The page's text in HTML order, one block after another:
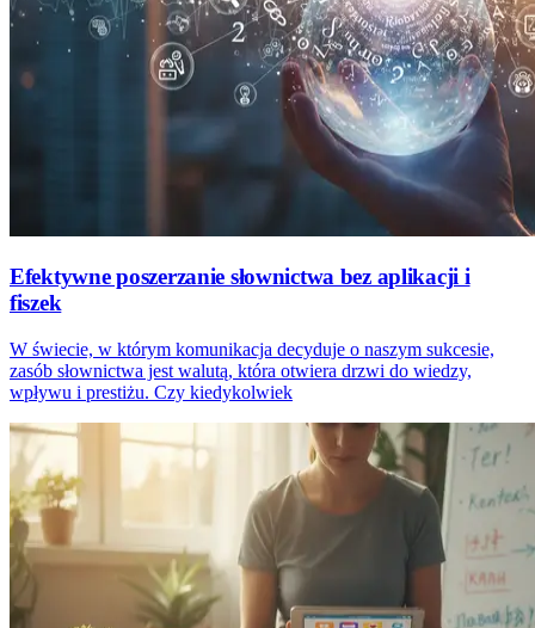
Efektywne poszerzanie słownictwa bez aplikacji i
fiszek
W świecie, w którym komunikacja decyduje o naszym sukcesie,
zasób słownictwa jest walutą, która otwiera drzwi do wiedzy,
wpływu i prestiżu. Czy kiedykolwiek